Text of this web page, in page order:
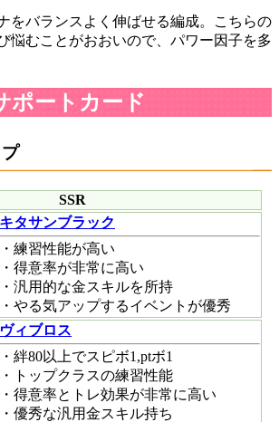
をバランスよく伸ばせる編成。こちらの
悩むことがおおいので、パワー因子を多
ポートカード
SSR
キタサンブラック
・練習性能が高い
・得意率が非常に高い
・汎用的な金スキルを所持
・やる気アップするイベントが優秀
ヴィブロス
・絆80以上でスピボ1,ptボ1
・トップクラスの練習性能
・得意率とトレ効果が非常に高い
・優秀な汎用金スキル持ち